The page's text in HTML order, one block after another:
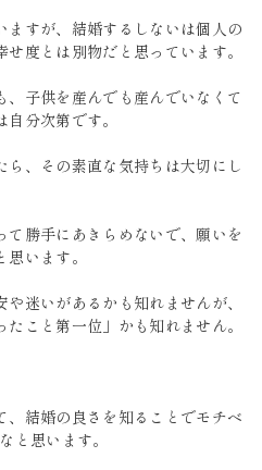
ますが、結婚するしないは個人の
度とは別物だと思っています。
子供を産んでも産んでいなくて
分次第です。
、その素直な気持ちは大切にし
て勝手にあきらめないで、願いを
います。
迷いがあるかも知れませんが、
こと第一位」かも知れません。
、結婚の良さを知ることでモチベ
と思います。